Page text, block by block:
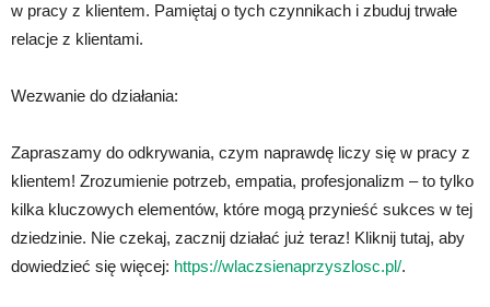
w pracy z klientem. Pamiętaj o tych czynnikach i zbuduj trwałe
relacje z klientami.
Wezwanie do działania:
Zapraszamy do odkrywania, czym naprawdę liczy się w pracy z
klientem! Zrozumienie potrzeb, empatia, profesjonalizm – to tylko
kilka kluczowych elementów, które mogą przynieść sukces w tej
dziedzinie. Nie czekaj, zacznij działać już teraz! Kliknij tutaj, aby
dowiedzieć się więcej: https://wlaczsienaprzyszlosc.pl/.